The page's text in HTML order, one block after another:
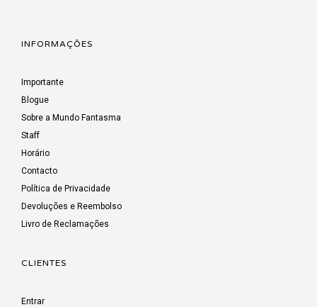
INFORMAÇÕES
Importante
Blogue
Sobre a Mundo Fantasma
Staff
Horário
Contacto
Política de Privacidade
Devoluções e Reembolso
Livro de Reclamações
CLIENTES
Entrar